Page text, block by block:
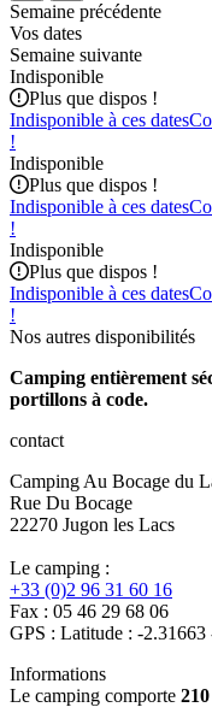
Semaine précédente
Vos dates
Semaine suivante
Indisponible
Plus que dispos !
Indisponible à ces dates
!
Indisponible
Plus que dispos !
Indisponible à ces dates
!
Indisponible
Plus que dispos !
Indisponible à ces dates
!
Nos autres disponibilités
Camping entièrement
portillons à code.
contact
Camping Au Bocage du
Rue Du Bocage
22270 Jugon les Lacs
Le camping :
+33 (0)2 96 31 60 16
Fax : 05 46 29 68 06
GPS : Latitude : -
Informations
Le camping comporte